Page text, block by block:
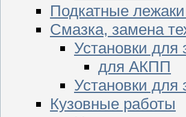
Подкатные
Смазка, замена
Установки
для АКПП
Установки
Кузовные работы